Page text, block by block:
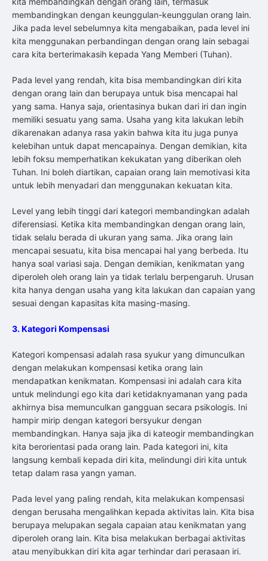
membandingkan dengan keunggulan-keunggulan orang lain.
Jika pada level sebelumnya kita mengabaikan, pada level ini
kita menggunakan perbandingan dengan orang lain sebagai
cara kita berterimakasih kepada Yang Memberi (Tuhan).
Pada level yang rendah, kita bisa membandingkan diri kita
dengan orang lain dan berupaya untuk bisa mencapai hal
yang sama. Hanya saja, orientasinya bukan dari iri dan ingin
memiliki sesuatu yang sama. Usaha yang kita lakukan lebih
dikarenakan adanya rasa yakin bahwa kita itu juga punya
kelebihan untuk dapat mencapainya. Dengan demikian, kita
lebih foksu memperhatikan kekukatan yang diberikan oleh
Tuhan. Ini boleh diartikan, capaian orang lain memotivasi kita
untuk lebih menyadari dan menggunakan kekuatan kita.
Level yang lebih tinggi dari kategori membandingkan adalah
diferensiasi. Ketika kita membandingkan dengan orang lain,
tidak selalu berada di ukuran yang sama. Jika orang lain
mencapai sesuatu, kita bisa mencapai hal yang berbeda. Itu
hanya soal variasi saja. Dengan demikian, kenikmatan yang
diperoleh oleh orang lain ya tidak terlalu berpengaruh. Urusan
kita hanya dengan usaha yang kita lakukan dan capaian yang
sesuai dengan kapasitas kita masing-masing.
3. Kategori Kompensasi
Kategori kompensasi adalah rasa syukur yang dimunculkan
dengan melakukan kompensasi ketika orang lain
mendapatkan kenikmatan. Kompensasi ini adalah cara kita
untuk melindungi ego kita dari ketidaknyamanan yang pada
akhirnya bisa memunculkan gangguan secara psikologis. Ini
hampir mirip dengan kategori bersyukur dengan
membandingkan. Hanya saja jika di kateogir membandingkan
kita berorientasi pada orang lain. Pada kategori ini, kita
langsung kembali kepada diri kita, melindungi diri kita untuk
tetap dalam rasa yangn yaman.
Pada level yang paling rendah, kita melakukan kompensasi
dengan berusaha mengalihkan kepada aktivitas lain. Kita bisa
berupaya melupakan segala capaian atau kenikmatan yang
diperoleh orang lain. Kita bisa melakukan berbagai aktivitas
atau menyibukkan diri kita agar terhindar dari perasaan iri.